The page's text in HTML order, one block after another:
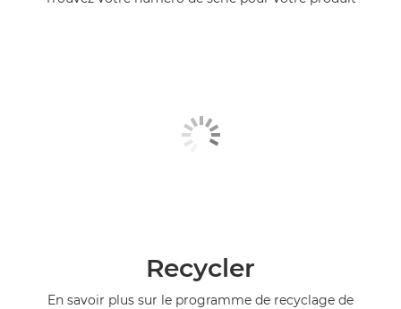
Recycler
En savoir plus sur le programme de recyclage de